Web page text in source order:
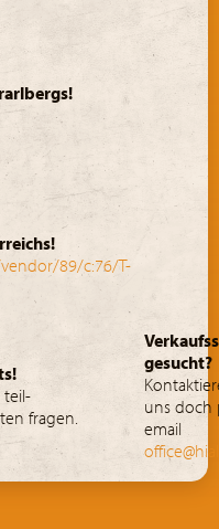
89/c:76/T-
teil-
fragen.
gesucht?
uns doch
email